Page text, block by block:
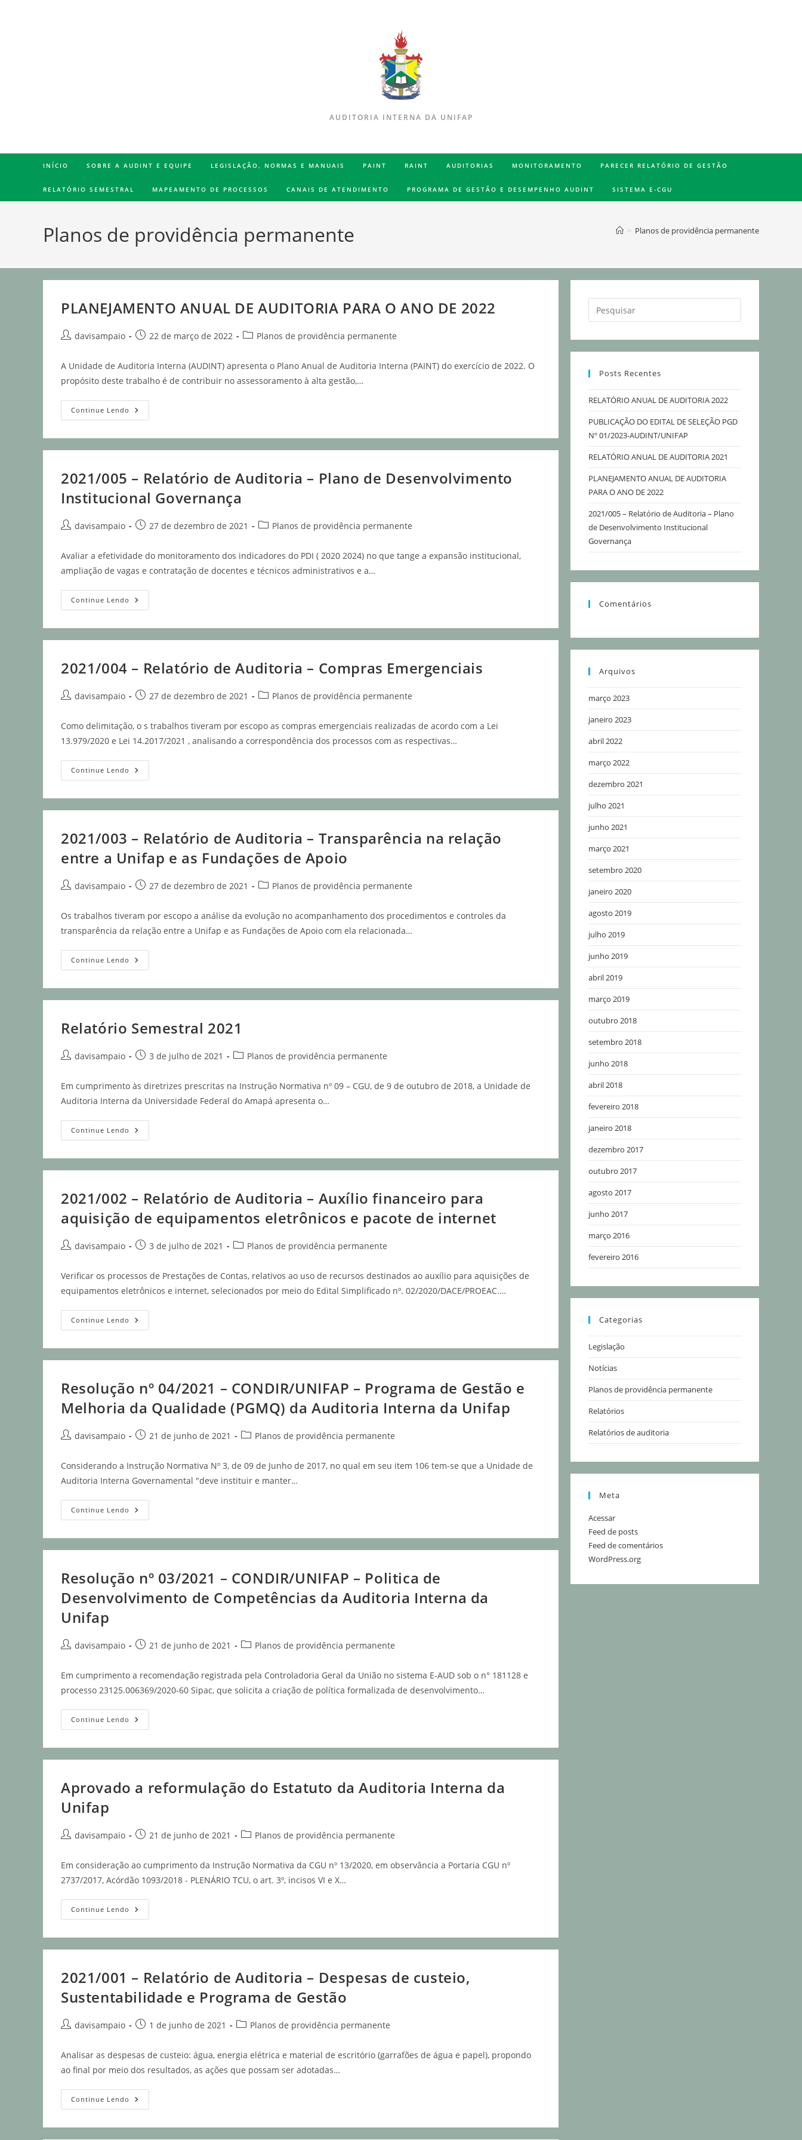
AUDITORIA INTERNA DA UNIFAP
INÍCIO SOBRE A AUDINT E EQUIPE LEGISLAÇÃO, NORMAS E MANUAIS PAINT RAINT AUDITORIAS MONITORAMENTO PARECER RELATÓRIO DE GESTÃO
RELATÓRIO SEMESTRAL MAPEAMENTO DE PROCESSOS CANAIS DE ATENDIMENTO PROGRAMA DE GESTÃO E DESEMPENHO AUDINT SISTEMA E-CGU
Planos de providência permanente > Planos de providência permanente
PLANEJAMENTO ANUAL DE AUDITORIA PARA O ANO DE 2022
davisampaio 22 de março de 2022 Planos de providência permanente
A Unidade de Auditoria Interna (AUDINT) apresenta o Plano Anual de Auditoria Interna (PAINT) do exercício de 2022. O
propósito deste trabalho é de contribuir no assessoramento à alta gestão,…
Continue Lendo
2021/005 – Relatório de Auditoria – Plano de Desenvolvimento
Institucional Governança
davisampaio 27 de dezembro de 2021 Planos de providência permanente
Avaliar a efetividade do monitoramento dos indicadores do PDI ( 2020 2024) no que tange a expansão institucional,
ampliação de vagas e contratação de docentes e técnicos administrativos e a…
Continue Lendo
2021/004 – Relatório de Auditoria – Compras Emergenciais
davisampaio 27 de dezembro de 2021 Planos de providência permanente
Como delimitação, o s trabalhos tiveram por escopo as compras emergenciais realizadas de acordo com a Lei
13.979/2020 e Lei 14.2017/2021 , analisando a correspondência dos processos com as respectivas…
Continue Lendo
2021/003 – Relatório de Auditoria – Transparência na relação
entre a Unifap e as Fundações de Apoio
davisampaio 27 de dezembro de 2021 Planos de providência permanente
Os trabalhos tiveram por escopo a análise da evolução no acompanhamento dos procedimentos e controles da
transparência da relação entre a Unifap e as Fundações de Apoio com ela relacionada…
Continue Lendo
Relatório Semestral 2021
davisampaio 3 de julho de 2021 Planos de providência permanente
Em cumprimento às diretrizes prescritas na Instrução Normativa nº 09 – CGU, de 9 de outubro de 2018, a Unidade de
Auditoria Interna da Universidade Federal do Amapá apresenta o…
Continue Lendo
2021/002 – Relatório de Auditoria – Auxílio financeiro para
aquisição de equipamentos eletrônicos e pacote de internet
davisampaio 3 de julho de 2021 Planos de providência permanente
Verificar os processos de Prestações de Contas, relativos ao uso de recursos destinados ao auxílio para aquisições de
equipamentos eletrônicos e internet, selecionados por meio do Edital Simplificado nº. 02/2020/DACE/PROEAC.…
Continue Lendo
Resolução nº 04/2021 – CONDIR/UNIFAP – Programa de Gestão e
Melhoria da Qualidade (PGMQ) da Auditoria Interna da Unifap
davisampaio 21 de junho de 2021 Planos de providência permanente
Considerando a Instrução Normativa Nº 3, de 09 de Junho de 2017, no qual em seu item 106 tem-se que a Unidade de
Auditoria Interna Governamental "deve instituir e manter…
Continue Lendo
Resolução nº 03/2021 – CONDIR/UNIFAP – Politica de
Desenvolvimento de Competências da Auditoria Interna da
Unifap
davisampaio 21 de junho de 2021 Planos de providência permanente
Em cumprimento a recomendação registrada pela Controladoria Geral da União no sistema E-AUD sob o n° 181128 e
processo 23125.006369/2020-60 Sipac, que solicita a criação de política formalizada de desenvolvimento…
Continue Lendo
Aprovado a reformulação do Estatuto da Auditoria Interna da
Unifap
davisampaio 21 de junho de 2021 Planos de providência permanente
Em consideração ao cumprimento da Instrução Normativa da CGU nº 13/2020, em observância a Portaria CGU nº
2737/2017, Acórdão 1093/2018 - PLENÁRIO TCU, o art. 3º, incisos VI e X…
Continue Lendo
2021/001 – Relatório de Auditoria – Despesas de custeio,
Sustentabilidade e Programa de Gestão
davisampaio 1 de junho de 2021 Planos de providência permanente
Analisar as despesas de custeio: água, energia elétrica e material de escritório (garrafões de água e papel), propondo
ao final por meio dos resultados, as ações que possam ser adotadas…
Continue Lendo
Posts Recentes
RELATÓRIO ANUAL DE AUDITORIA 2022
PUBLICAÇÃO DO EDITAL DE SELEÇÃO PGD
Nº 01/2023-AUDINT/UNIFAP
RELATÓRIO ANUAL DE AUDITORIA 2021
PLANEJAMENTO ANUAL DE AUDITORIA
PARA O ANO DE 2022
2021/005 – Relatório de Auditoria – Plano
de Desenvolvimento Institucional
Governança
Comentários
Arquivos
março 2023
janeiro 2023
abril 2022
março 2022
dezembro 2021
julho 2021
junho 2021
março 2021
setembro 2020
janeiro 2020
agosto 2019
julho 2019
junho 2019
abril 2019
março 2019
outubro 2018
setembro 2018
junho 2018
abril 2018
fevereiro 2018
janeiro 2018
dezembro 2017
outubro 2017
agosto 2017
junho 2017
março 2016
fevereiro 2016
Categorias
Legislação
Notícias
Planos de providência permanente
Relatórios
Relatórios de auditoria
Meta
Acessar
Feed de posts
Feed de comentários
WordPress.org